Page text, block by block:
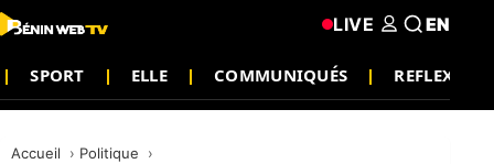
SPORT ELLE COMMUNIQUÉS REFLEXION
LIVE EN
Accueil
Politique